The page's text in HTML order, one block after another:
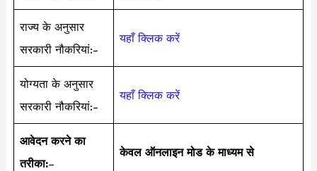
राज्य के अनुसार
सरकारी नौकरियां:-
यहाँ क्लिक करें
योग्यता के अनुसार
सरकारी नौकरियां:-
यहाँ क्लिक करें
आवेदन करने का
तरीका:–
केवल ऑनलाइन मोड के माध्यम से